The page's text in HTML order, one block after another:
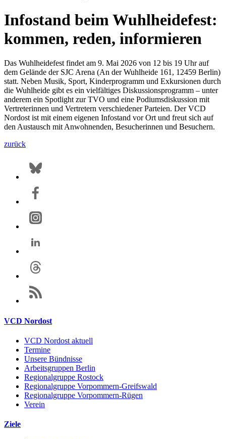
Infostand beim Wuhlheidefest:
kommen, reden, informieren
Das Wuhlheidefest findet am 9. Mai 2026 von 12 bis 19 Uhr auf
dem Gelände der SJC Arena (An der Wuhlheide 161, 12459 Berlin)
statt. Neben Musik, Sport, Kinderprogramm und Exkursionen durch
die Wuhlheide gibt es ein vielfältiges Diskussionsprogramm – unter
anderem ein Spotlight zur TVO und eine Podiumsdiskussion mit
Vertreterinnen und Vertretern verschiedener Parteien. Der VCD
Nordost ist mit einem eigenen Infostand vor Ort und freut sich auf
den Austausch mit Anwohnenden, Besucherinnen und Besuchern.
zurück
VCD Nordost
VCD Nordost aktuell
Termine
Unsere Bündnisse
Arbeitsgruppen Berlin
Regionalgruppe Rostock
Regionalgruppe Vorpommern-Greifswald
Regionalgruppe Vorpommern-Rügen
Verein
Ziele